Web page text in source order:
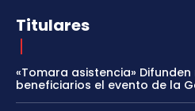
Titulares
«Tomara asistencia»
beneficiarios el evento de la